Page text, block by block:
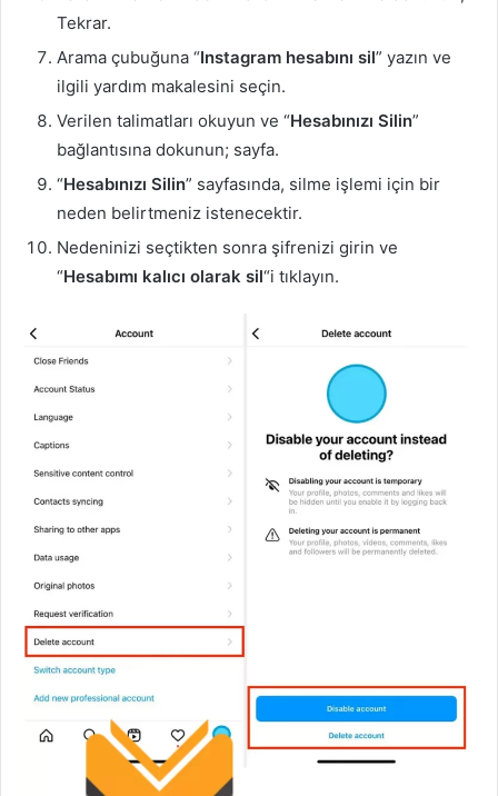
Tekrar.
Arama çubuğuna “Instagram hesabını sil” yazın ve
ilgili yardım makalesini seçin.
Verilen talimatları okuyun ve “Hesabınızı Silin”
bağlantısına dokunun; sayfa.
“Hesabınızı Silin” sayfasında, silme işlemi için bir
neden belirtmeniz istenecektir.
Nedeninizi seçtikten sonra şifrenizi girin ve
“Hesabımı kalıcı olarak sil“i tıklayın.